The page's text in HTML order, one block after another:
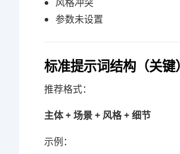
参数未设置
标准提示词结构（关键）
推荐格式：
主体 + 场景 + 风格 + 细节
示例：